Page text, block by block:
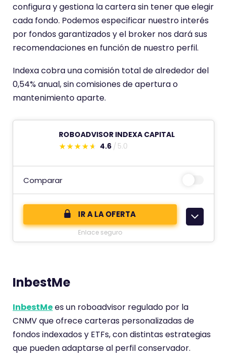
e
u
n
a
u
n
t
a
c
ó
n
d
configura y gestiona la cartera sin tener que elegir
cada fondo. Podemos especificar nuestro interés
por fondos garantizados y el broker nos dará sus
recomendaciones en función de nuestro perfil.
Indexa cobra una comisión total de alrededor del
0,54% anual, sin comisiones de apertura o
mantenimiento aparte.
ROBOADVISOR INDEXA CAPITAL
E
s
t
e
c
a
4.6 5.0
Comparar
IR A LA OFERTA
Enlace seguro
InbestMe
InbestMees un roboadvisor regulado por la
CNMV que ofrece carteras personalizadas de
fondos indexados y ETFs, con distintas estrategias
que pueden adaptarse al perfil conservador.